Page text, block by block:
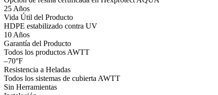
25 Años
Vida Útil del Producto
HDPE estabilizado contra UV
10 Años
Garantía del Producto
Todos los productos AWTT
–70°F
Resistencia a Heladas
Todos los sistemas de cubierta AWTT
Sin Herramientas